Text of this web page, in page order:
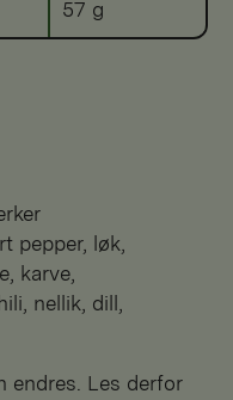
57 g
pepper, løk,
karve,
nellik, dill,
endres. Les derfor